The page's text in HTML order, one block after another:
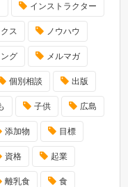
インストラクター
ス ノウハウ
グ メルマガ
個別相談 出版
子供 広島
添加物 目標
資格 起業
離乳食 食